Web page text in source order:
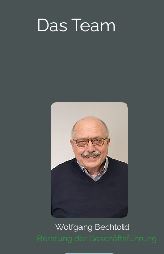
Das Team
Wolfgang Bechtold
Beratung der Geschäftsführung